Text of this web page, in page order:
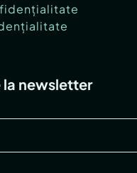
newsletter